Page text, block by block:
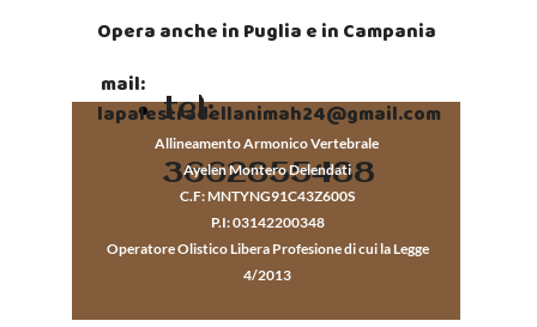
Allineamento Armonico Vertebrale
Ayelen Montero Delendati
C.F: MNTYNG91C43Z600S
P.I: 03142200348
Operatore Olistico Libera Profesione di cui la Legge
4/2013
Opera anche in Puglia e in Campania
mail:
lapalestradellanimah24@gmail.com
tel:
3662855488